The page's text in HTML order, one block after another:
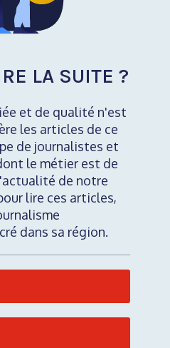
LA SUITE ?
et de qualité n'est
les articles de ce
de journalistes et
le métier est de
de notre
lire ces articles,
dans sa région.